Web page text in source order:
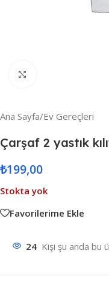
Ana Sayfa/Ev Gereçleri
Çarşaf 2 yastık
₺199,00
Stokta yok
Favorilerime Ekle
24 Kişi şu anda bu